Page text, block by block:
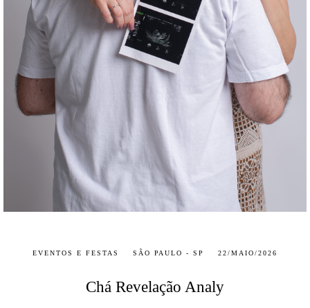
EVENTOS E FESTAS SÃO PAULO - SP 22/MAIO/2026
Chá Revelação Analy